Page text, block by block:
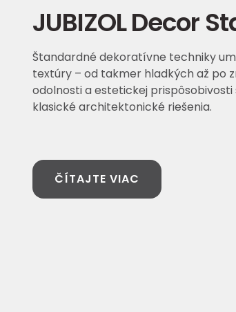
JUBIZOL Decor
Štandardné dekoratívne techniky
textúry – od takmer hladkých až po
odolnosti a estetickej
klasické architektonické riešenia.
ČÍTAJTE VIAC